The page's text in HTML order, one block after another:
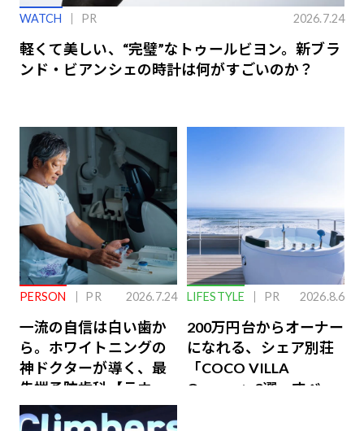
WATCH PR 2026.7.24
軽くて美しい、“完璧”なトゥールビヨン。新ブラ
ンド・ビアンシェの時計は何がすごいのか？
PERSON PR 2026.7.24
一流の自信は白い歯か
ら。ホワイトニングの
神ドクターが導く、最
先端予防歯科【ラウン
ジ会員特典あり】
LIFESTYLE PR 2026.8.6
200万円台からオーナー
になれる、シェア別荘
「COCO VILLA
Owners」3選。すべて